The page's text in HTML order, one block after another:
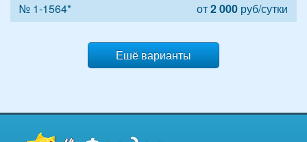
№ 1-1564* от2 000 руб/сутки
Ешё варианты